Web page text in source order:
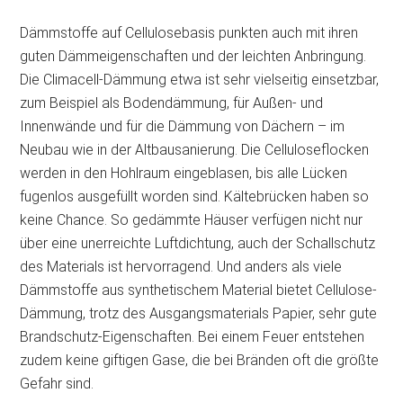
Dämmstoffe auf Cellulosebasis punkten auch mit ihren
guten Dämmeigenschaften und der leichten Anbringung.
Die Climacell-Dämmung etwa ist sehr vielseitig einsetzbar,
zum Beispiel als Bodendämmung, für Außen- und
Innenwände und für die Dämmung von Dächern – im
Neubau wie in der Altbausanierung. Die Celluloseflocken
werden in den Hohlraum eingeblasen, bis alle Lücken
fugenlos ausgefüllt worden sind. Kältebrücken haben so
keine Chance. So gedämmte Häuser verfügen nicht nur
über eine unerreichte Luftdichtung, auch der Schallschutz
des Materials ist hervorragend. Und anders als viele
Dämmstoffe aus synthetischem Material bietet Cellulose-
Dämmung, trotz des Ausgangsmaterials Papier, sehr gute
Brandschutz-Eigenschaften. Bei einem Feuer entstehen
zudem keine giftigen Gase, die bei Bränden oft die größte
Gefahr sind.